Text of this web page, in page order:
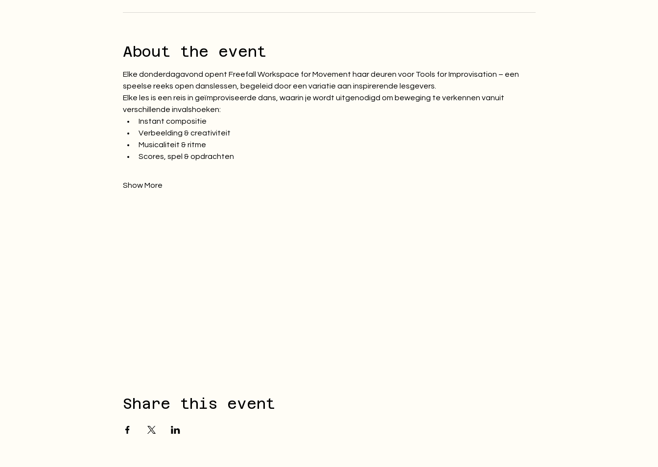
About the event
Elke donderdagavond opent Freefall Workspace for Movement haar deuren voor Tools for Improvisation – een
speelse reeks open danslessen, begeleid door een variatie aan inspirerende lesgevers.
Elke les is een reis in geïmproviseerde dans, waarin je wordt uitgenodigd om beweging te verkennen vanuit
verschillende invalshoeken:
Instant compositie
Verbeelding & creativiteit
Musicaliteit & ritme
Scores, spel & opdrachten
Show More
Share this event